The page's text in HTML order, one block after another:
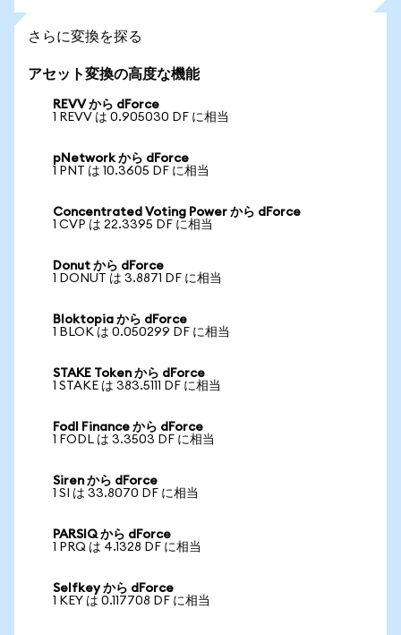
さらに変換を探る
アセット変換の高度な機能
REVV から dForce
1 REVV は 0.905030 DF に相当
pNetwork から dForce
1 PNT は 10.3605 DF に相当
Concentrated Voting Power から dForce
1 CVP は 22.3395 DF に相当
Donut から dForce
1 DONUT は 3.8871 DF に相当
Bloktopia から dForce
1 BLOK は 0.050299 DF に相当
STAKE Token から dForce
1 STAKE は 383.5111 DF に相当
Fodl Finance から dForce
1 FODL は 3.3503 DF に相当
Siren から dForce
1 SI は 33.8070 DF に相当
PARSIQ から dForce
1 PRQ は 4.1328 DF に相当
Selfkey から dForce
1 KEY は 0.117708 DF に相当